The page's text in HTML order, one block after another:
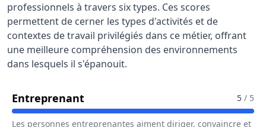
professionnels à travers six types. Ces scores
permettent de cerner les types d'activités et de
contextes de travail privilégiés dans ce métier, offrant
une meilleure compréhension des environnements
dans lesquels il s'épanouit.
EntreprenantPour Le Métier De Chargé / 5 / 5
Les personnes entreprenantes aiment diriger, convaincre et